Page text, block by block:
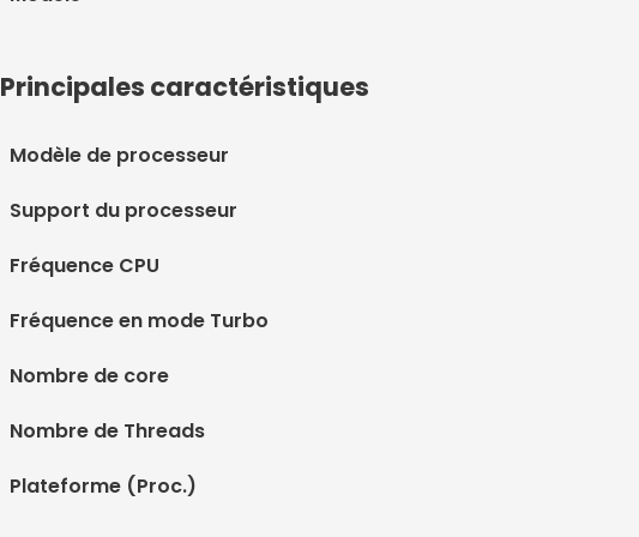
Principales caractéristiques
Modèle de processeur
Support du processeur
Fréquence CPU
Fréquence en mode Turbo
Nombre de core
Nombre de Threads
Plateforme (Proc.)